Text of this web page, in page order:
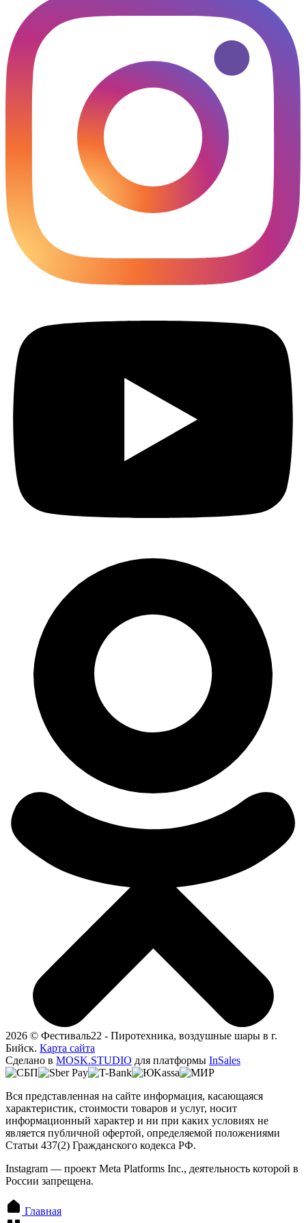
2026 © Фестиваль22 - Пиротехника, воздушные шары в г.
Бийск. Карта сайта
Сделано в MOSK.STUDIO для платформы InSales
Вся представленная на сайте информация, касающаяся
характеристик, стоимости товаров и услуг, носит
информационный характер и ни при каких условиях не
является публичной офертой, определяемой положениями
Статьи 437(2) Гражданского кодекса РФ.
Instagram — проект Meta Platforms Inc., деятельность которой в
России запрещена.
Главная